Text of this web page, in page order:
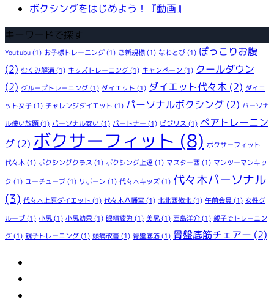
ボクシングをはじめよう！『動画』
キーワードで探す
Youtubu (1) お子様トレーニング (1) ご新規様 (1) なわとび (1) ぽっこりお腹
(2) むくみ解消 (1) キッズトレーニング (1) キャンペーン (1) クールダウン
(2) グループトレーニング (1) ダイエット (1) ダイエット代々木 (2) ダイエ
ット女子 (1) チャレンジダイエット (1) パーソナルボクシング (2) パーソナ
ル使い放題 (1) パーソナル安い (1) パートナー (1) ビジリス (1) ペアトレーニン
グ (2) ボクサーフィット (8) ボクサーフィット
代々木 (1) ボクシングクラス (1) ボクシング上達 (1) マスター西 (1) マンツーマンキッ
ク (1) ユーチューブ (1) リボーン (1) 代々木キッズ (1) 代々木パーソナル
(3) 代々木上原ダイエット (1) 代々木八幡宮 (1) 北北西微北 (1) 午前会員 (1) 女性グ
ループ (1) 小尻 (1) 小尻効果 (1) 眼精疲労 (1) 美尻 (1) 西島洋介 (1) 親子でトレーニン
グ (1) 親子トレーニング (1) 頭痛改善 (1) 骨盤底筋 (1) 骨盤底筋チェアー (2)